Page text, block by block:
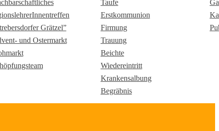
Grätzel”
und Ostermarkt
Taufe
Erstkommunion
Firmung
Trauung
Beichte
Wiedereintritt
Krankensalbung
Begräbnis